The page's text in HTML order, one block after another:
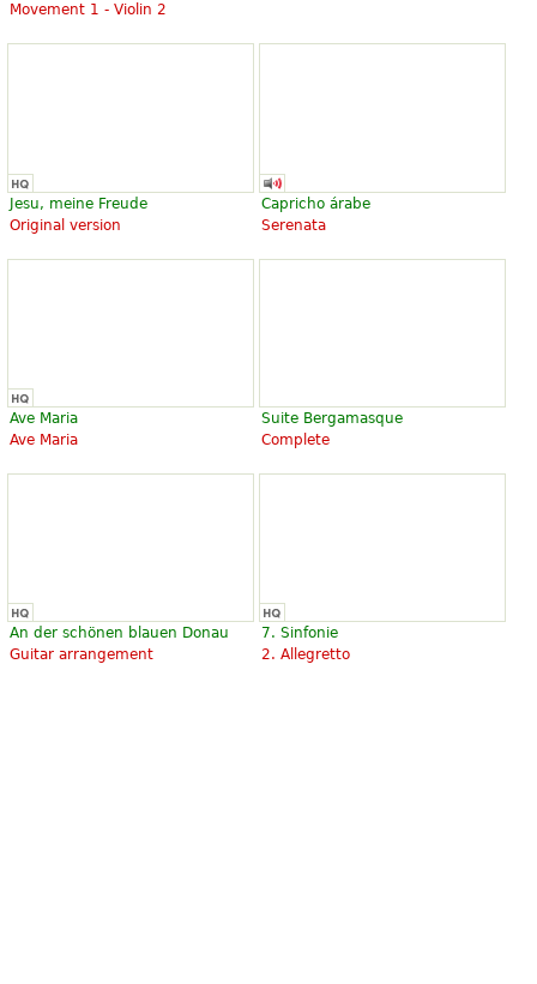
Movement 1 - Violin 2
Jesu, meine Freude
Original version
Capricho árabe
Serenata
Ave Maria
Ave Maria
Suite Bergamasque
Complete
An der schönen blauen Donau
Guitar arrangement
7. Sinfonie
2. Allegretto